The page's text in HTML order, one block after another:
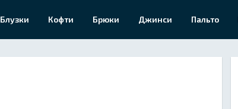
Блузки Кофти Брюки Джинси Пальто